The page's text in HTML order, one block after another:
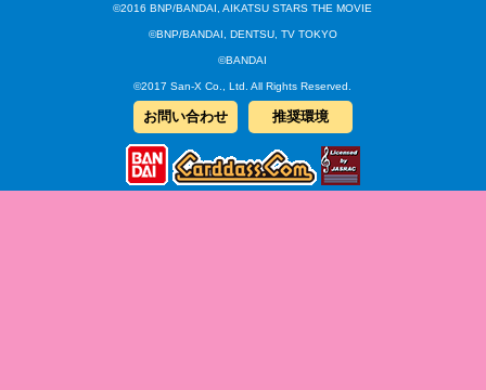
©2016 BNP/BANDAI, AIKATSU STARS THE MOVIE
©BNP/BANDAI, DENTSU, TV TOKYO
©BANDAI
©2017 San-X Co., Ltd. All Rights Reserved.
お問い合わせ 推奨環境